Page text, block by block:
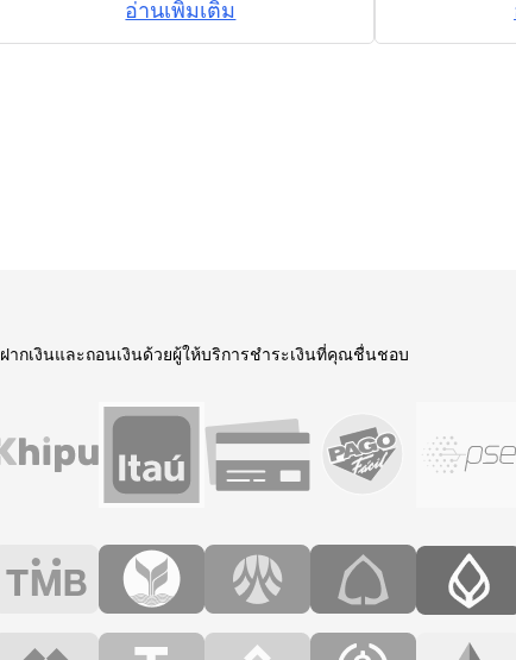
ฝากเงินและถอนเงินด้วยผู้ให้บริการชำระเงินที่คุณชื่นชอบ